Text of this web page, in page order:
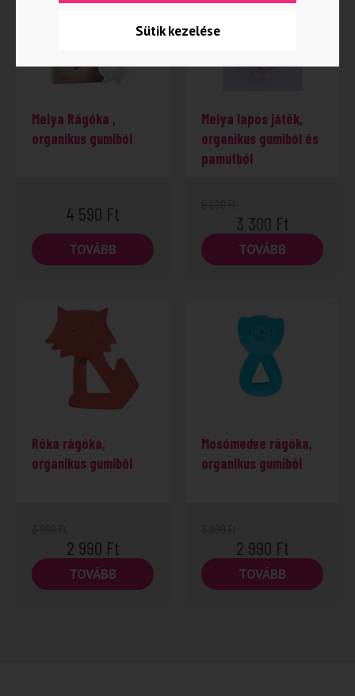
Meiya Rágóka ,
organikus gumiból
4 590 Ft
TOVÁBB
Meiya lapos játék,
organikus gumiból és
pamutból
3 300 Ft
TOVÁBB
Róka rágóka,
organikus gumiból
2 990 Ft
TOVÁBB
Mosómedve rágóka,
organikus gumiból
2 990 Ft
TOVÁBB
Sütik kezelése